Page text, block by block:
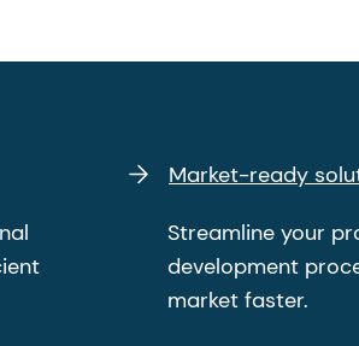
Market-ready
Streamline your
development
market faster.